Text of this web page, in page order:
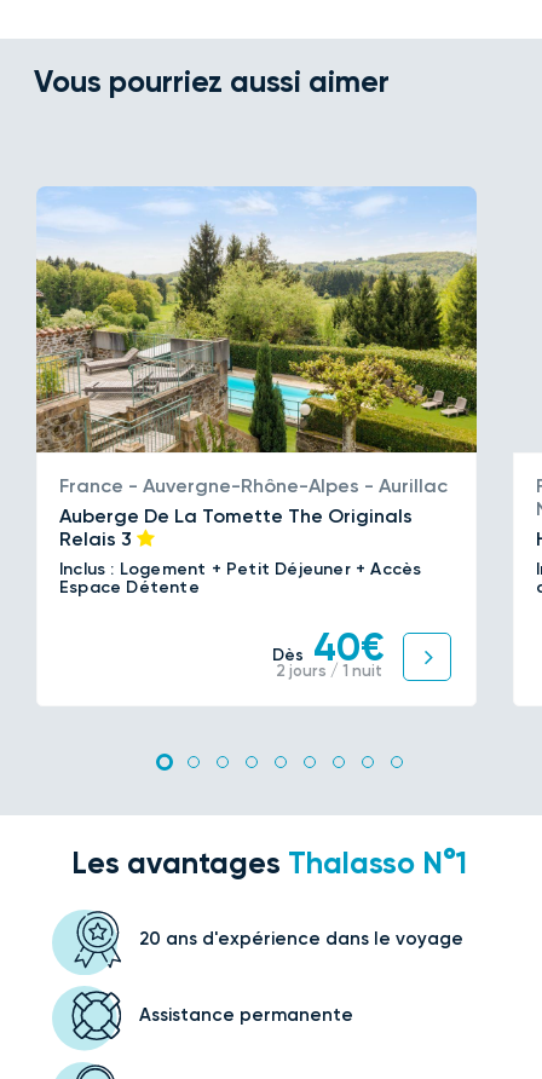
Vous pourriez aussi aimer
France - Auvergne-Rhône-Alpes - Aurillac
Auberge De La Tomette The Originals
Relais 3
Inclus : Logement + Petit Déjeuner + Accès
Espace Détente
Dès 40€
2 jours / 1 nuit
Les avantages Thalasso N°1
20 ans d'expérience dans le voyage
Assistance permanente